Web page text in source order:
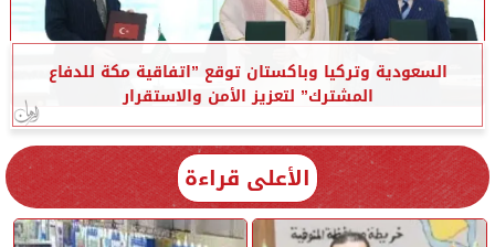
السعودية وتركيا وباكستان توقع ”اتفاقية مكة للدفاع
المشترك” لتعزيز الأمن والاستقرار
الأعلى قراءة